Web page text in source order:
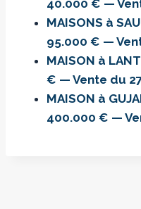
40.000 € —
MAISONS à
95.000 € —
MAISON à
€ — Vente du
MAISON à
400.000 € —